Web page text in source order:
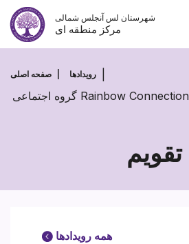
پرش
محتوا
شهرستان لس آنجلس شمالی
مرکز منطقه ای
صفحه اصلی رویدادها
گروه اجتماعی Rainbow Connection
تقویم
همه رویدادها